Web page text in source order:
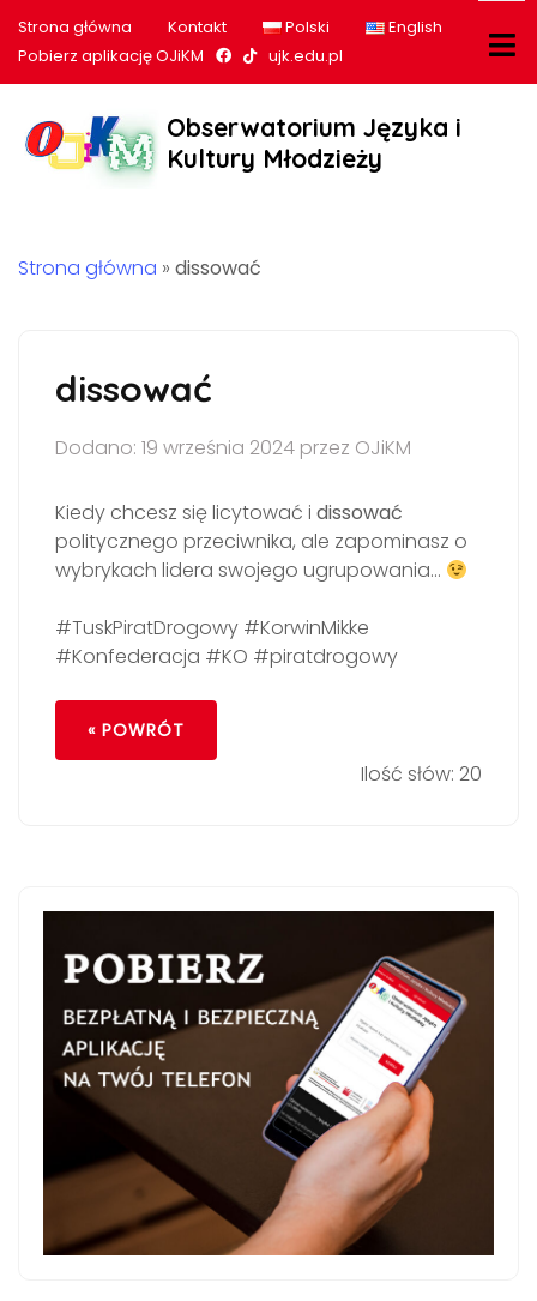
Strona główna Kontakt Polski
English
Pobierz aplikację OJiKM
Nasz profil na Facebook
Nasz profil na tiktok
ujk.edu.pl
Obserwatorium Języka i
Kultury Młodzieży
Strona główna » dissować
dissować
Dodano: 19 września 2024 przez OJiKM
Kiedy chcesz się licytować i dissować
politycznego przeciwnika, ale zapominasz o
wybrykach lidera swojego ugrupowania…
#TuskPiratDrogowy #KorwinMikke
#Konfederacja #KO #piratdrogowy
« POWRÓT
Ilość słów: 20